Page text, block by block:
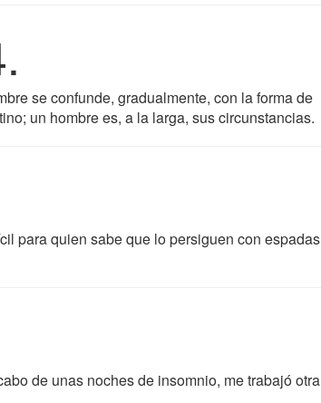
se confunde, gradualmente, con la forma de
un hombre es, a la larga, sus circunstancias.
para quien sabe que lo persiguen con espadas
de unas noches de insomnio, me trabajó otra